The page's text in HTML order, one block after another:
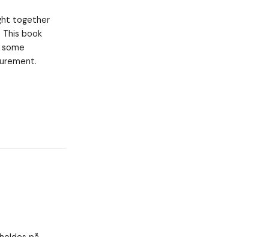
together
book